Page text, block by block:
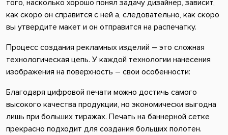
того, насколько хорошо понял задачу дизайнер, зависит,
как скоро он справится с ней а, следовательно, как скоро
вы утвердите макет и он отправится на распечатку.
Процесс создания рекламных изделий – это сложная
технологическая цепь. У каждой технологии нанесения
изображения на поверхность – свои особенности:
Благодаря цифровой печати можно достичь самого
высокого качества продукции, но экономически выгодна
лишь при больших тиражах. Печать на баннерной сетке
прекрасно подходит для создания больших полотен.